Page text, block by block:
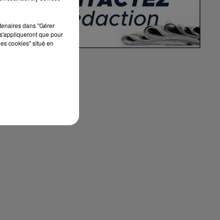
dans "Gérer
que pour
cookies" situé en